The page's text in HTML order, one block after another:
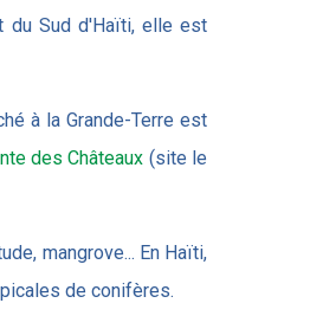
du Sud d'Haïti, elle est
à la Grande-Terre est
des Châteaux (site le
mangrove... En Haïti,
de conifères.